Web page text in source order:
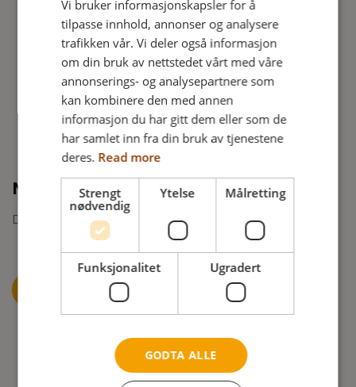
Manual
Download brukermanual for Netti V her.
BRUKERMANUAL
DANISH
GERMAN
NORWEGIAN
Vi bruker informasjonskapsler for å
tilpasse innhold, annonser og analysere
trafikken vår. Vi deler også informasjon
om din bruk av nettstedet vårt med våre
annonserings- og analysepartnere som
kan kombinere den med annen
informasjon du har gitt dem eller som de
har samlet inn fra din bruk av tjenestene
deres. Read more
Strengt
nødvendig
Ytelse Målretting
Funksjonalitet Ugradert
GODTA ALLE